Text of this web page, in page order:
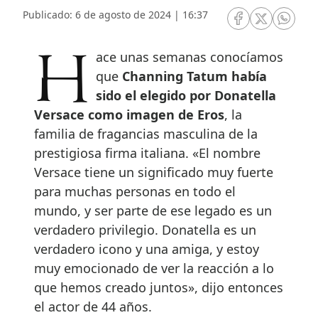
Publicado: 6 de agosto de 2024 | 16:37
RRSS Facebook
RRSSRRSS
Hace unas semanas conocíamos que Channing Tatum había
sido el elegido por Donatella
Versace como imagen de Eros, la
familia de fragancias masculina de la
prestigiosa firma italiana. «El nombre
Versace tiene un significado muy fuerte
para muchas personas en todo el
mundo, y ser parte de ese legado es un
verdadero privilegio. Donatella es un
verdadero icono y una amiga, y estoy
muy emocionado de ver la reacción a lo
que hemos creado juntos», dijo entonces
el actor de 44 años.